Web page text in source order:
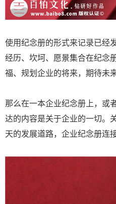
使用纪念册的形式来记录已经
经历、坎坷、愿景集合在纪念
福、规划企业的将来，期待未
那么在一本企业纪念册上，或
达的内容是关于企业的一切。
天的发展道路，企业纪念册连